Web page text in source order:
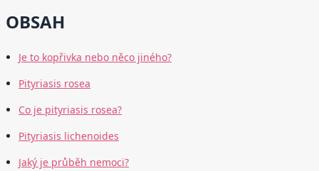
OBSAH
Je to kopřivka nebo něco jiného?
Pityriasis rosea
Co je pityriasis rosea?
Pityriasis lichenoides
Jaký je průběh nemoci?